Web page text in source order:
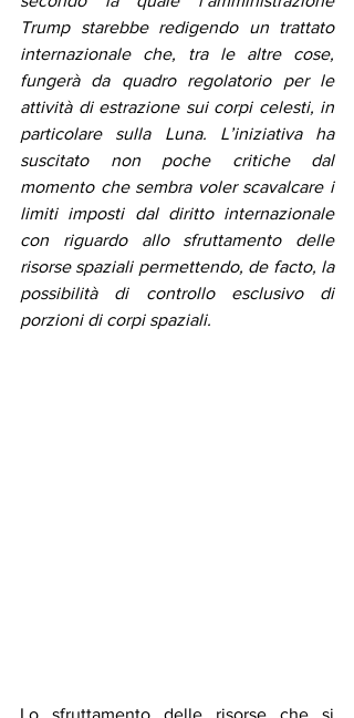
Trump starebbe redigendo un trattato
internazionale che, tra le altre cose,
fungerà da quadro regolatorio per le
attività di estrazione sui corpi celesti, in
particolare sulla Luna. L’iniziativa ha
suscitato non poche critiche dal
momento che sembra voler scavalcare i
limiti imposti dal diritto internazionale
con riguardo allo sfruttamento delle
risorse spaziali permettendo, de facto, la
possibilità di controllo esclusivo di
porzioni di corpi spaziali.
Lo sfruttamento delle risorse che si